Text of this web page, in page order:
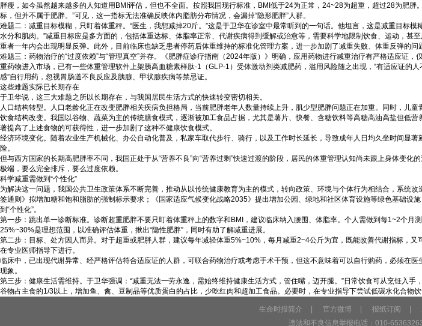
胖瘦，如今虽然越来越多的人知道用BMI评估，但也不全面。按照我国现行标准，BMI低于24为正常，24~28为超重，超过28为肥
标，但并不属于肥胖。”可见，这一指标无法准确反映体内脂肪分布情况，会漏掉“隐形肥胖”人群。
难题二：减重目标模糊，只盯着体重秤。“医生，我想减掉20斤。”这是于卫华在诊室中最常听到的一句话。他坦言，这是减重目标
水分和肌肉。”减重目标应是多方面的，包括体重达标、体脂率正常、代谢疾病得到缓解或治愈等，需要科学地限制饮食、运动，
重者一年内会出现明显反弹。此外，目前临床也缺乏患者停药后体重维持的标准化管理方案，进一步加剧了减重失败、体重反弹的问
难题三：药物治疗的“过度依赖”与“管理真空”并存。《肥胖症诊疗指南（2024年版）》明确，应用药物进行减重治疗有严格适应
重药物进入市场，已有一些体重管理软件上架胰高血糖素样肽-1（GLP-1）受体激动剂类减肥药，滥用风险随之出现，“有适应证的
感”自行用药，忽视胃肠道不良反应及胰腺、甲状腺疾病等禁忌证。
这些难题实际已长期存在
于卫华说，这三大难题之所以长期存在，与我国居民生活方式的快速转变密切相关。
人口结构转型。人口老龄化正在改变肥胖相关疾病负担格局，当前肥胖老年人数量持续上升，肌少型肥胖问题正在加重。同时，儿
饮食结构改变。我国以谷物、蔬菜为主的传统膳食模式，逐渐被加工食品占据，尤其是薯片、快餐、含糖饮料等高糖高油高盐但低
著提高了上述食物的可获得性，进一步加剧了这种不健康饮食模式。
经济环境变化。随着农业生产机械化、办公自动化普及，私家车取代步行、骑行，以及工作时长延长，导致成年人日均久坐时间显
险。
但与西方国家的长期高肥胖率不同，我国正处于从“营养不良”向“营养过剩”快速过渡的阶段，居民的体重管理认知尚未跟上身体变
极端，要么完全排斥，要么过度依赖。
科学减重需做到“个性化”
为解决这一问题，我国公共卫生政策体系不断完善，推动从以传统健康教育为主的模式，转向政策、环境与个体行为相结合，系统
签通则》拟增加糖和饱和脂肪的强制标示要求；《国家适应气候变化战略2035》提出增加公园、绿地和社区体育设施等绿色基础
到“个性化”。
第一步：跳出单一诊断标准。诊断超重肥胖不要只盯着体重秤上的数字和BMI，建议临床纳入腰围、体脂率。个人需做到每1~2个
25%~30%是理想范围，以准确评估体重，揪出“隐性肥胖”，同时有助了解减重进展。
第二步：目标、处方因人而异。对于超重或肥胖人群，建议每年减轻体重5%~10%，每月减重2~4公斤为宜，既能改善代谢指标，
在专业医师指导下进行。
临床中，已出现代谢异常、经严格评估符合适应证的人群，可联合药物治疗或考虑手术干预，但这不意味着可以自行购药，必须在
现象。
第三步：健康生活需维持。于卫华强调：“减重无法一劳永逸，需始终维持健康生活方式，管住嘴，迈开腿。”日常饮食可从烹饪
谷物占主食的1/3以上，增加鱼、禽、豆制品等优质蛋白的占比，少吃红肉和超加工食品。必要时，在专业指导下尝试低碳水化合
生命时报简介 官方微博 报纸订阅
违法和不良信息举报电话：010-